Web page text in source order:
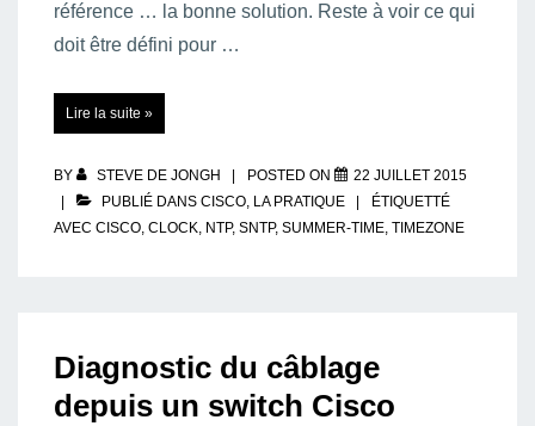
référence … la bonne solution. Reste à voir ce qui
doit être défini pour …
–
Synchronisation
configuration
l’heure
Lire la suite »
BY STEVE DE JONGH POSTED ON
22 JUILLET 2015
PUBLIÉ DANS CISCO, LA PRATIQUE
ÉTIQUETTÉ
AVEC CISCO, CLOCK, NTP, SNTP, SUMMER-TIME, TIMEZONE
Diagnostic du câblage
depuis un switch Cisco